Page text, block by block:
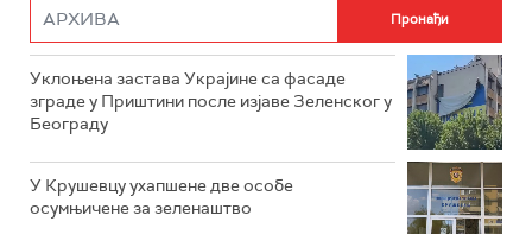
Уклоњена застава Украјине са фасаде
зграде у Приштини после изјаве Зеленског у
Београду
У Крушевцу ухапшене две особе
осумњичене за зеленаштво